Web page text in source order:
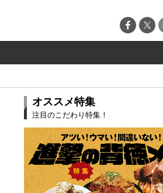
オススメ特集
注目のこだわり特集！